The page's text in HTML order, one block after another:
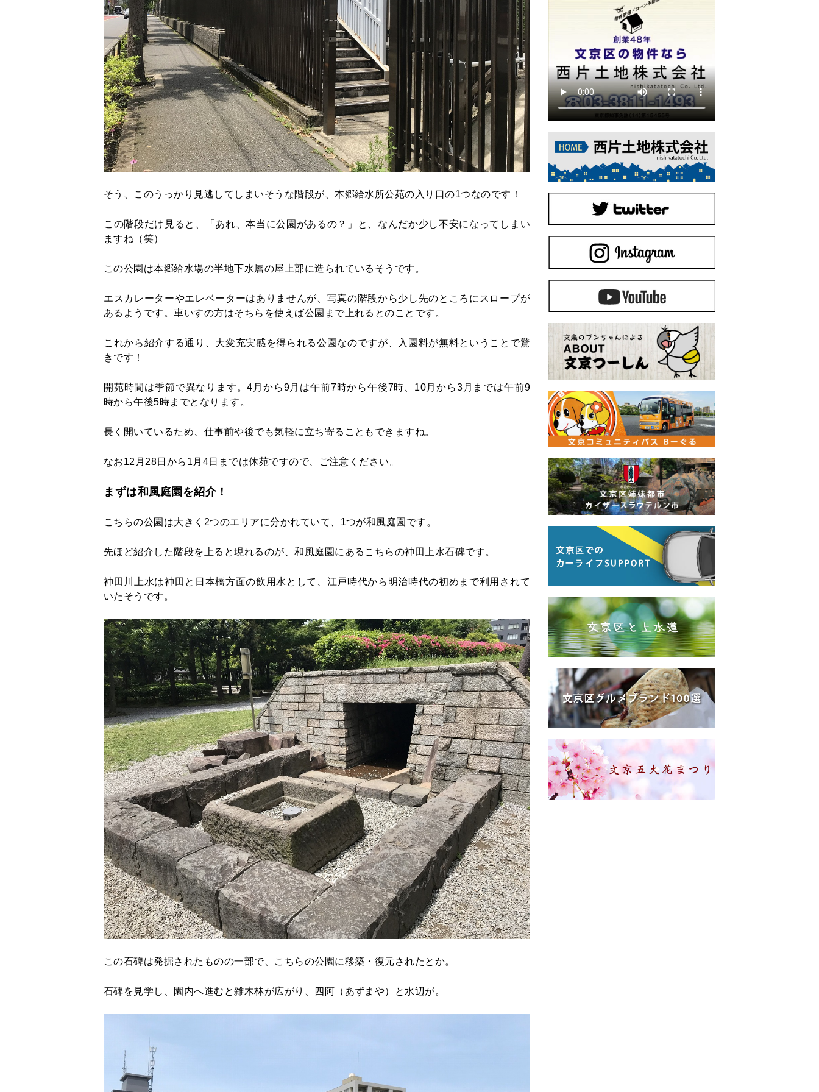
そう、このうっかり見逃してしまいそうな階段が、本郷給水所公苑の入り口の1つなのです！
この階段だけ見ると、「あれ、本当に公園があるの？」と、なんだか少し不安になってしまい
ますね（笑）
この公園は本郷給水場の半地下水層の屋上部に造られているそうです。
エスカレーターやエレベーターはありませんが、写真の階段から少し先のところにスロープが
あるようです。車いすの方はそちらを使えば公園まで上れるとのことです。
これから紹介する通り、大変充実感を得られる公園なのですが、入園料が無料ということで驚
きです！
開苑時間は季節で異なります。4月から9月は午前7時から午後7時、10月から3月までは午前9
時から午後5時までとなります。
長く開いているため、仕事前や後でも気軽に立ち寄ることもできますね。
なお12月28日から1月4日までは休苑ですので、ご注意ください。
まずは和風庭園を紹介！
こちらの公園は大きく2つのエリアに分かれていて、1つが和風庭園です。
先ほど紹介した階段を上ると現れるのが、和風庭園にあるこちらの神田上水石碑です。
神田川上水は神田と日本橋方面の飲用水として、江戸時代から明治時代の初めまで利用されて
いたそうです。
この石碑は発掘されたものの一部で、こちらの公園に移築・復元されたとか。
石碑を見学し、園内へ進むと雑木林が広がり、四阿（あずまや）と水辺が。